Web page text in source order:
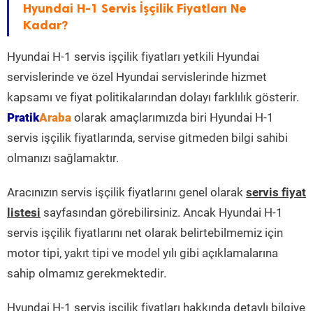
Hyundai H-1 Servis İşçilik Fiyatları Ne
Kadar?
Hyundai H-1 servis işçilik fiyatları yetkili Hyundai
servislerinde ve özel Hyundai servislerinde hizmet
kapsamı ve fiyat politikalarından dolayı farklılık gösterir.
PratikAraba olarak amaçlarımızda biri Hyundai H-1
servis işçilik fiyatlarında, servise gitmeden bilgi sahibi
olmanızı sağlamaktır.
Aracınızın servis işçilik fiyatlarını genel olarak servis fiyat
listesi sayfasından görebilirsiniz. Ancak Hyundai H-1
servis işçilik fiyatlarını net olarak belirtebilmemiz için
motor tipi, yakıt tipi ve model yılı gibi açıklamalarına
sahip olmamız gerekmektedir.
Hyundai H-1 servis işçilik fiyatları hakkında detaylı bilgiye